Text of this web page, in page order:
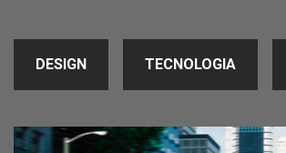
DESIGN TECNOLOGIA